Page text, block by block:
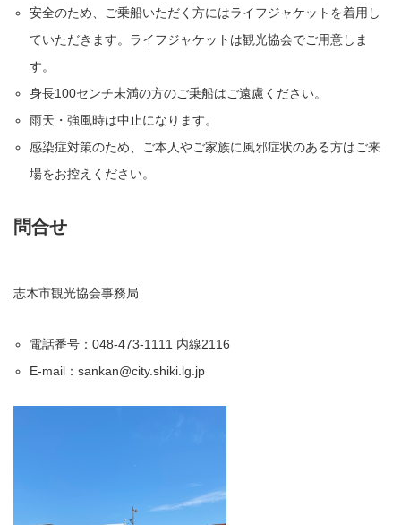
安全のため、ご乗船いただく方にはライフジャケットを着用し
ていただきます。ライフジャケットは観光協会でご用意しま
す。
身長100センチ未満の方のご乗船はご遠慮ください。
雨天・強風時は中止になります。
感染症対策のため、ご本人やご家族に風邪症状のある方はご来
場をお控えください。
問合せ
志木市観光協会事務局
電話番号：048-473-1111 内線2116
E-mail：sankan@city.shiki.lg.jp